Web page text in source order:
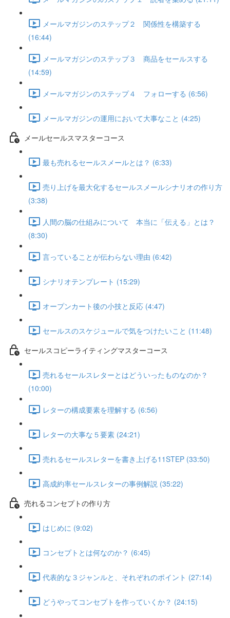
メールマガジンのステップ２ 関係性を構築する
(16:44)
メールマガジンのステップ３ 商品をセールスする
(14:59)
メールマガジンのステップ４ フォローする (6:56)
メールマガジンの運用において大事なこと (4:25)
メールセールスマスターコース
最も売れるセールスメールとは？ (6:33)
売り上げを最大化するセールスメールシナリオの作り方
(3:38)
人間の脳の仕組みについて 本当に「伝える」とは？
(8:30)
言っていることが伝わらない理由 (6:42)
シナリオテンプレート (15:29)
オープンカート後の小技と反応 (4:47)
セールスのスケジュールで気をつけたいこと (11:48)
セールスコピーライティングマスターコース
売れるセールスレターとはどういったものなのか？
(10:00)
レターの構成要素を理解する (6:56)
レターの大事な５要素 (24:21)
売れるセールスレターを書き上げる11STEP (33:50)
高成約率セールスレターの事例解説 (35:22)
売れるコンセプトの作り方
はじめに (9:02)
コンセプトとは何なのか？ (6:45)
代表的な３ジャンルと、それぞれのポイント (27:14)
どうやってコンセプトを作っていくか？ (24:15)